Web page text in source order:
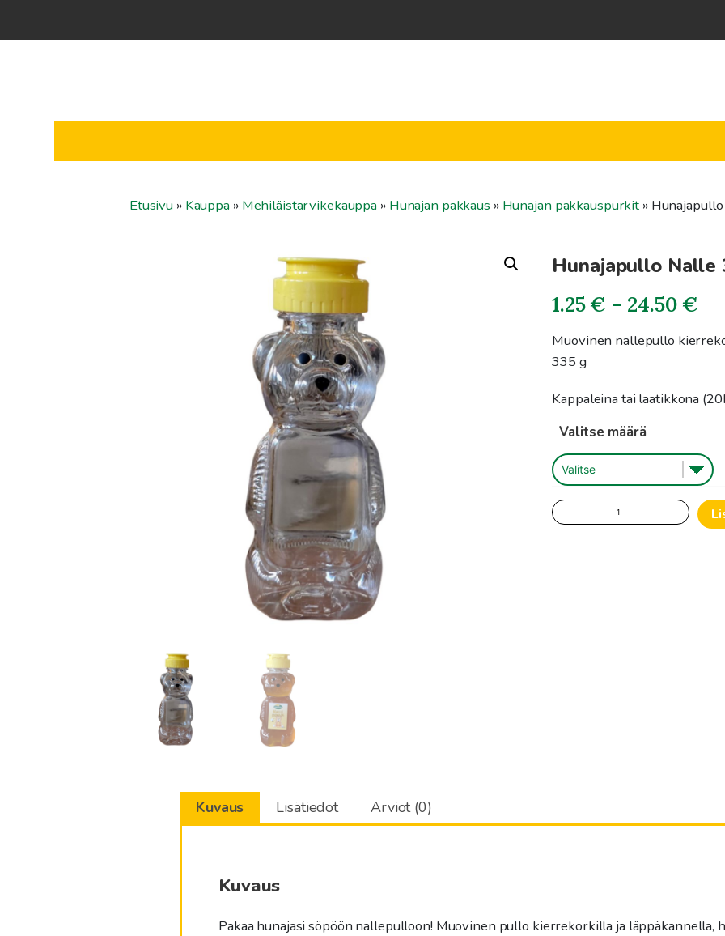
Etusivu » Kauppa » Mehiläistarvikekauppa » Hunajan pakkaus » Hunajan pakkauspurkit »
Hunajapullo Nalle
1.25€ – 24.50€
Muovinen nallepullo
335 g
Kappaleina tai laatikkona
Valitse määrä
Hunajapullo
Nalle
Kuvaus Lisätiedot Arviot (0)
Kuvaus
Pakaa hunajasi söpöön nallepulloon! Muovinen pullo kierrekorkilla ja läppäkannella,